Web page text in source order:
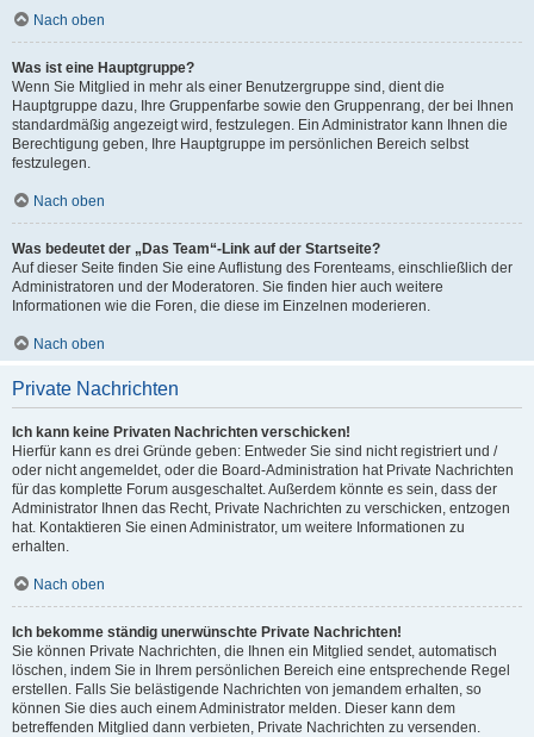
Nach oben
Was ist eine Hauptgruppe?
Wenn Sie Mitglied in mehr als einer Benutzergruppe sind, dient die
Hauptgruppe dazu, Ihre Gruppenfarbe sowie den Gruppenrang, der bei Ihnen
standardmäßig angezeigt wird, festzulegen. Ein Administrator kann Ihnen die
Berechtigung geben, Ihre Hauptgruppe im persönlichen Bereich selbst
festzulegen.
Nach oben
Was bedeutet der „Das Team“-Link auf der Startseite?
Auf dieser Seite finden Sie eine Auflistung des Forenteams, einschließlich der
Administratoren und der Moderatoren. Sie finden hier auch weitere
Informationen wie die Foren, die diese im Einzelnen moderieren.
Nach oben
Private Nachrichten
Ich kann keine Privaten Nachrichten verschicken!
Hierfür kann es drei Gründe geben: Entweder Sie sind nicht registriert und /
oder nicht angemeldet, oder die Board-Administration hat Private Nachrichten
für das komplette Forum ausgeschaltet. Außerdem könnte es sein, dass der
Administrator Ihnen das Recht, Private Nachrichten zu verschicken, entzogen
hat. Kontaktieren Sie einen Administrator, um weitere Informationen zu
erhalten.
Nach oben
Ich bekomme ständig unerwünschte Private Nachrichten!
Sie können Private Nachrichten, die Ihnen ein Mitglied sendet, automatisch
löschen, indem Sie in Ihrem persönlichen Bereich eine entsprechende Regel
erstellen. Falls Sie belästigende Nachrichten von jemandem erhalten, so
können Sie dies auch einem Administrator melden. Dieser kann dem
betreffenden Mitglied dann verbieten, Private Nachrichten zu versenden.